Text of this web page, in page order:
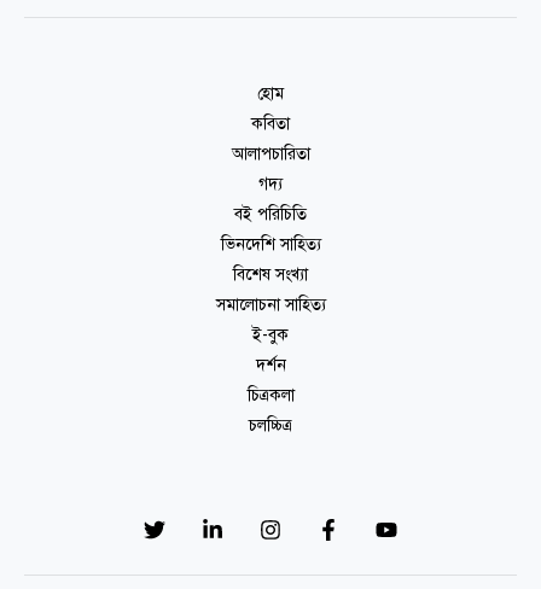
হোম
কবিতা
আলাপচারিতা
গদ্য
বই পরিচিতি
ভিনদেশি সাহিত্য
বিশেষ সংখ্যা
সমালোচনা সাহিত্য
ই-বুক
দর্শন
চিত্রকলা
চলচ্চিত্র